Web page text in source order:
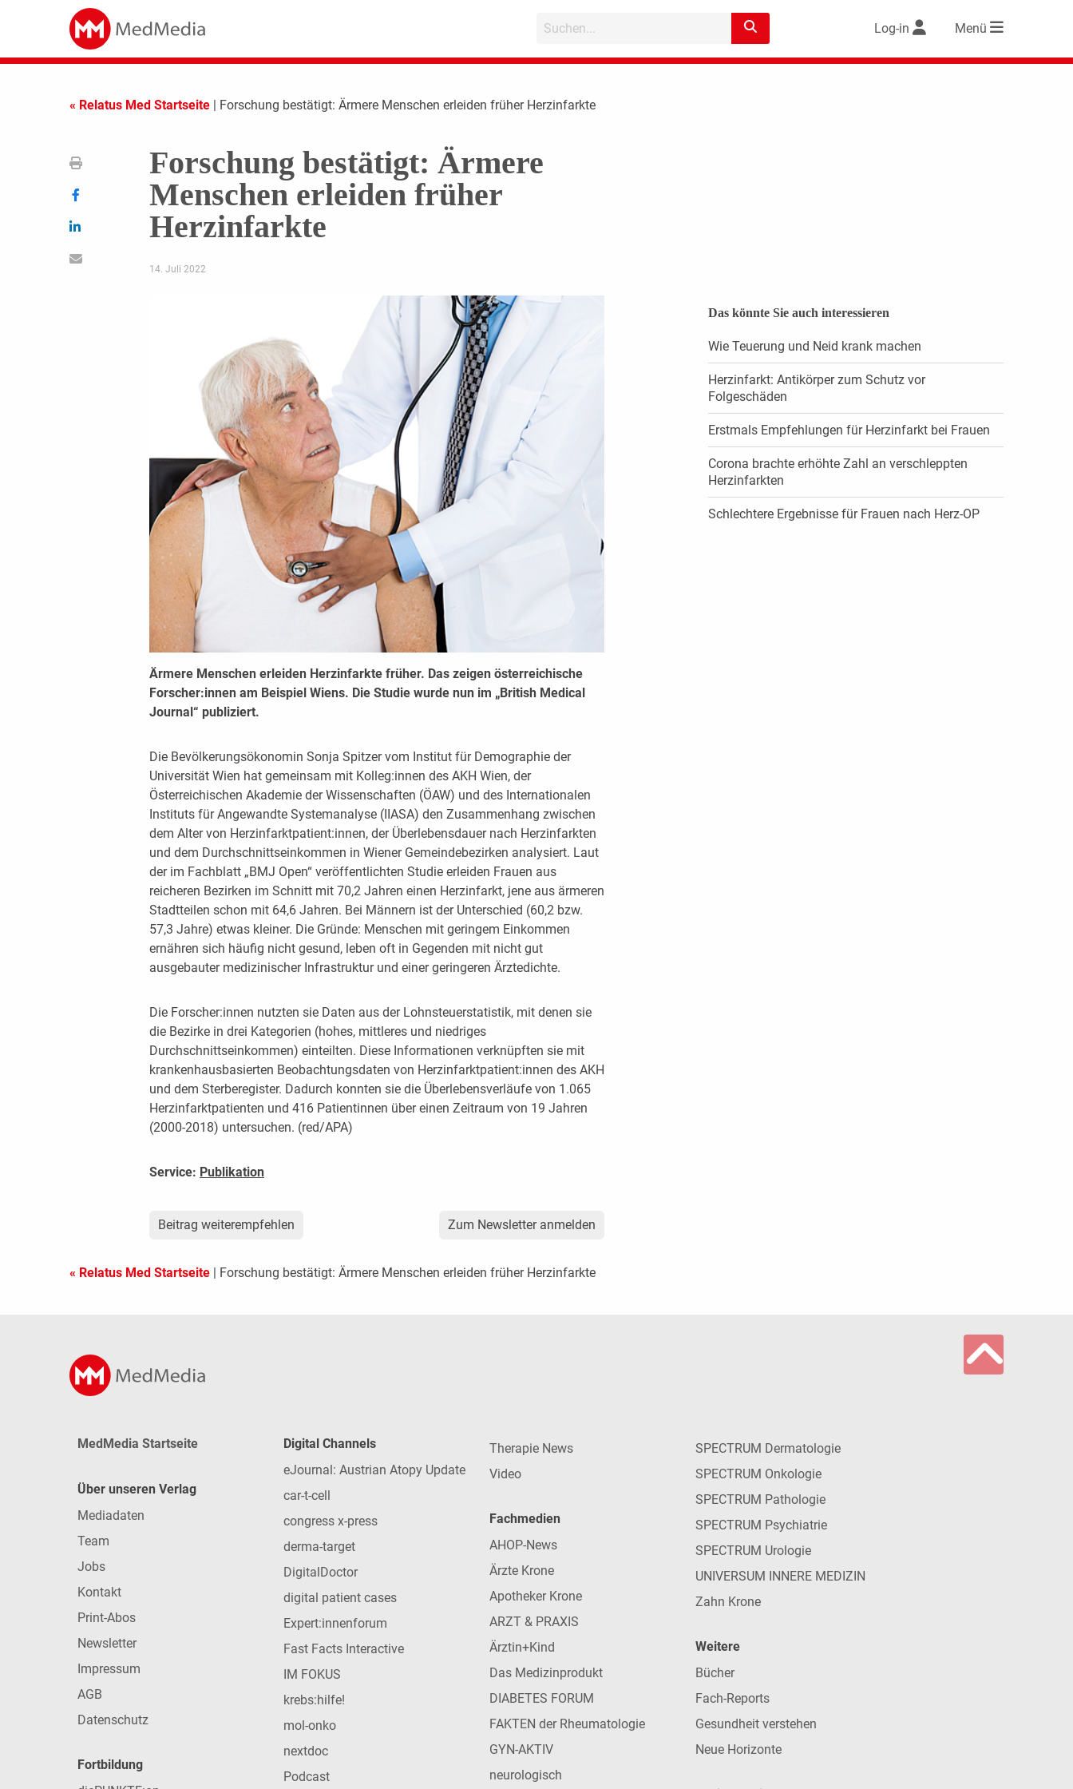
Log-in Menü
« Relatus Med Startseite | Forschung bestätigt: Ärmere Menschen erleiden früher Herzinfarkte
Forschung bestätigt: Ärmere
Menschen erleiden früher
Herzinfarkte
14. Juli 2022
Ärmere Menschen erleiden Herzinfarkte früher. Das zeigen österreichische
Forscher:innen am Beispiel Wiens. Die Studie wurde nun im „British Medical
Journal“ publiziert.
Die Bevölkerungsökonomin Sonja Spitzer vom Institut für Demographie der
Universität Wien hat gemeinsam mit Kolleg:innen des AKH Wien, der
Österreichischen Akademie der Wissenschaften (ÖAW) und des Internationalen
Instituts für Angewandte Systemanalyse (IIASA) den Zusammenhang zwischen
dem Alter von Herzinfarktpatient:innen, der Überlebensdauer nach Herzinfarkten
und dem Durchschnittseinkommen in Wiener Gemeindebezirken analysiert. Laut
der im Fachblatt „BMJ Open“ veröffentlichten Studie erleiden Frauen aus
reicheren Bezirken im Schnitt mit 70,2 Jahren einen Herzinfarkt, jene aus ärmeren
Stadtteilen schon mit 64,6 Jahren. Bei Männern ist der Unterschied (60,2 bzw.
57,3 Jahre) etwas kleiner. Die Gründe: Menschen mit geringem Einkommen
ernähren sich häufig nicht gesund, leben oft in Gegenden mit nicht gut
ausgebauter medizinischer Infrastruktur und einer geringeren Ärztedichte.
Die Forscher:innen nutzten sie Daten aus der Lohnsteuerstatistik, mit denen sie
die Bezirke in drei Kategorien (hohes, mittleres und niedriges
Durchschnittseinkommen) einteilten. Diese Informationen verknüpften sie mit
krankenhausbasierten Beobachtungsdaten von Herzinfarktpatient:innen des AKH
und dem Sterberegister. Dadurch konnten sie die Überlebensverläufe von 1.065
Herzinfarktpatienten und 416 Patientinnen über einen Zeitraum von 19 Jahren
(2000-2018) untersuchen. (red/APA)
Service: Publikation
Beitrag weiterempfehlen Zum Newsletter anmelden
Das könnte Sie auch interessieren
Wie Teuerung und Neid krank machen
Herzinfarkt: Antikörper zum Schutz vor
Folgeschäden
Erstmals Empfehlungen für Herzinfarkt bei Frauen
Corona brachte erhöhte Zahl an verschleppten
Herzinfarkten
Schlechtere Ergebnisse für Frauen nach Herz-OP
« Relatus Med Startseite | Forschung bestätigt: Ärmere Menschen erleiden früher Herzinfarkte
MedMedia Startseite
Über unseren Verlag
Mediadaten
Team
Jobs
Kontakt
Print-Abos
Newsletter
Impressum
AGB
Datenschutz
Fortbildung
Digital Channels
eJournal: Austrian Atopy Update
car-t-cell
congress x-press
derma-target
DigitalDoctor
digital patient cases
Expert:innenforum
Fast Facts Interactive
IM FOKUS
krebs:hilfe!
mol-onko
nextdoc
Podcast
Therapie News
Video
Fachmedien
AHOP-News
Ärzte Krone
Apotheker Krone
ARZT & PRAXIS
Ärztin+Kind
Das Medizinprodukt
DIABETES FORUM
FAKTEN der Rheumatologie
GYN-AKTIV
neurologisch
SPECTRUM Dermatologie
SPECTRUM Onkologie
SPECTRUM Pathologie
SPECTRUM Psychiatrie
SPECTRUM Urologie
UNIVERSUM INNERE MEDIZIN
Zahn Krone
Weitere
Bücher
Fach-Reports
Gesundheit verstehen
Neue Horizonte